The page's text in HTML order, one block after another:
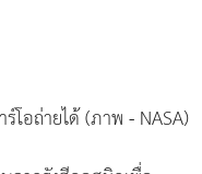
โอถ่ายได้ (ภาพ - NASA)